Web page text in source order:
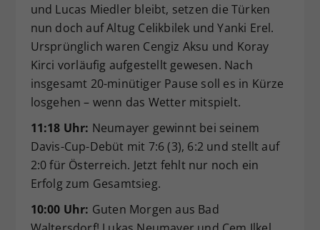
und Lucas Miedler bleibt, setzen die Türken
nun doch auf Altug Celikbilek und Yanki Erel.
Ursprünglich waren Cengiz Aksu und Koray
Kirci vorläufig aufgestellt gewesen. Nach
insgesamt 20-minütiger Pause soll es in Kürze
losgehen – wenn das Wetter mitspielt.
11:18 Uhr: Neumayer gewinnt bei seinem
Davis-Cup-Debüt mit 7:6 (3), 6:2 und stellt auf
2:0 für Österreich. Jetzt fehlt nur noch ein
Erfolg zum Gesamtsieg.
10:00 Uhr: Guten Morgen aus Bad